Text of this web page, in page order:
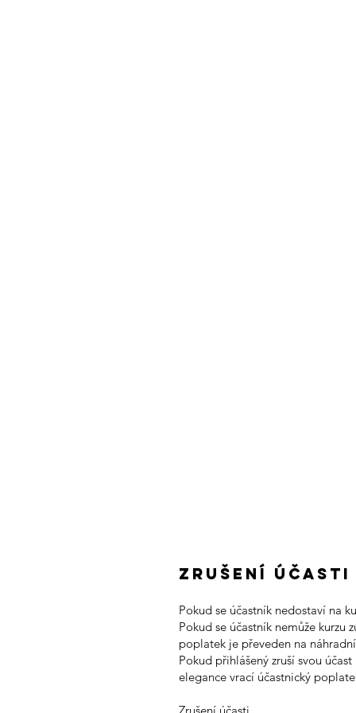
Zrušení
Pokud se účastník nedostaví na
Pokud se účastník nemůže kurzu
poplatek je převeden na
Pokud přihlášený zruší svou
elegance vrací účastnický
Zrušení účasti